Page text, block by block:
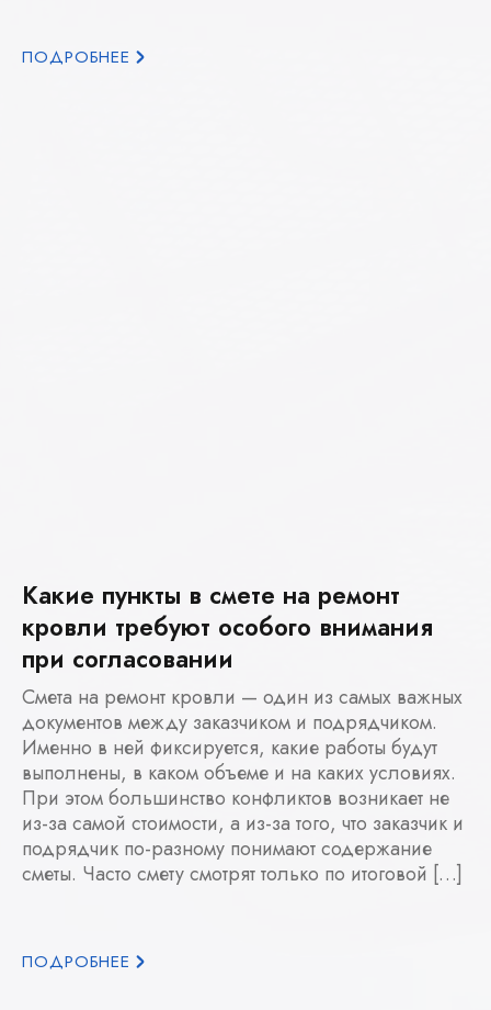
ПОДРОБНЕЕ
Какие пункты в смете на ремонт
кровли требуют особого внимания
при согласовании
Смета на ремонт кровли — один из самых важных
документов между заказчиком и подрядчиком.
Именно в ней фиксируется, какие работы будут
выполнены, в каком объеме и на каких условиях.
При этом большинство конфликтов возникает не
из-за самой стоимости, а из-за того, что заказчик и
подрядчик по-разному понимают содержание
сметы. Часто смету смотрят только по итоговой […]
ПОДРОБНЕЕ